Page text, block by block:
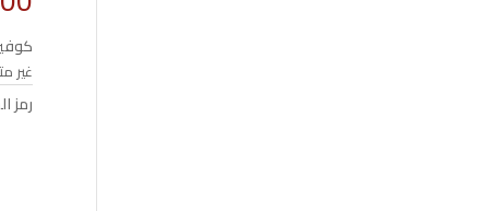
غير
رمز